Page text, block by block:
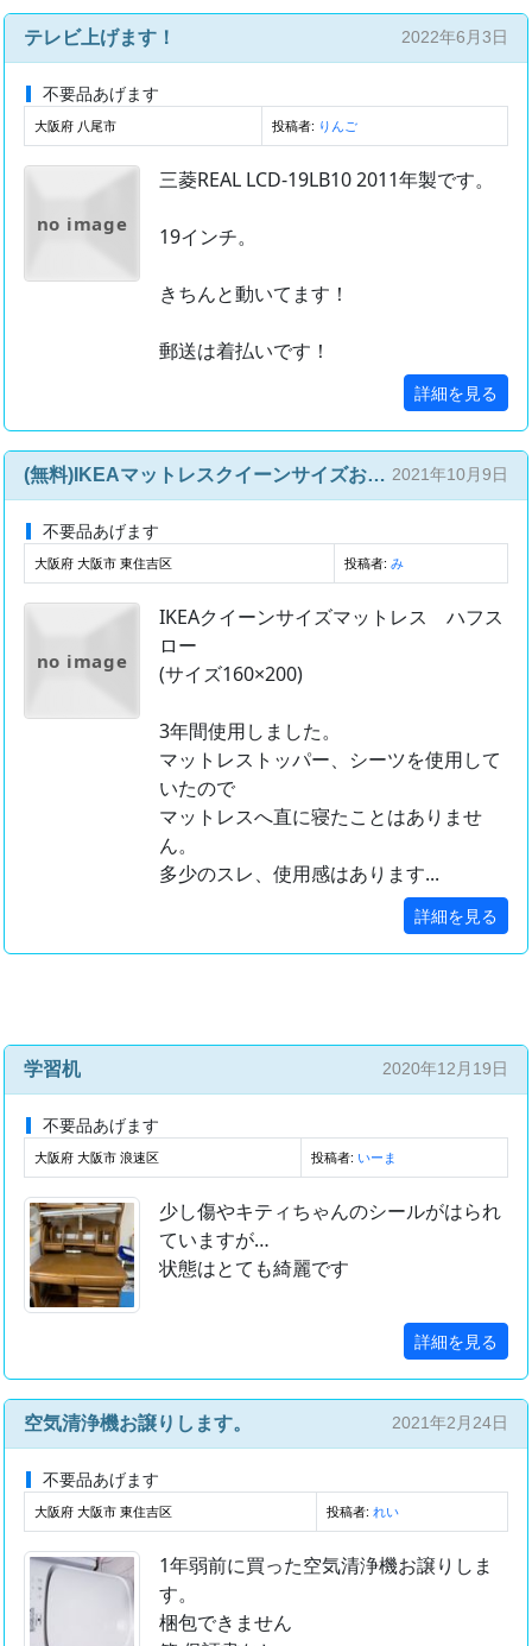
テレビ上げます！ 2022年6月3日
不要品あげます
大阪府 八尾市 投稿者: りんご
no image
三菱REAL LCD-19LB10 2011年製です。
19インチ。
きちんと動いてます！
郵送は着払いです！
詳細を見る
(無料)IKEAマットレスクイーンサイズお譲りします 2021年10月9日
不要品あげます
大阪府 大阪市 東住吉区 投稿者: み
no image
IKEAクイーンサイズマットレス ハフス
ロー
(サイズ160×200)
3年間使用しました。
マットレストッパー、シーツを使用して
いたので
マットレスへ直に寝たことはありませ
ん。
多少のスレ、使用感はあります...
詳細を見る
学習机 2020年12月19日
不要品あげます
大阪府 大阪市 浪速区 投稿者: いーま
少し傷やキティちゃんのシールがはられ
ていますが…
状態はとても綺麗です
詳細を見る
空気清浄機お譲りします。 2021年2月24日
不要品あげます
大阪府 大阪市 東住吉区 投稿者: れい
1年弱前に買った空気清浄機お譲りしま
す。
梱包できません